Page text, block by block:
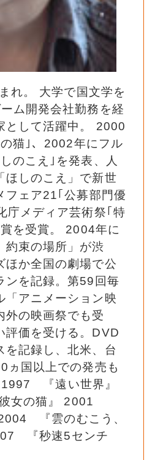
れ。 大学で国文学を
ム開発会社勤務を経
として活躍中。 2000
猫｣、2002年にフル
のこえ｣を発表、人
ほしのこえ」で新世
フェア21｢公募部門優
庁メディア芸術祭｢特
を受賞。 2004年に
約束の場所」が渋
ほか全国の劇場で公
ンを記録。第59回毎
「アニメーション映
外の映画祭でも受
評価を受ける。DVD
を記録し、北米、台
ヵ国以上での発売も
『遠い世界』
女の猫』 2001
『雲のむこう、
『秒速5センチ